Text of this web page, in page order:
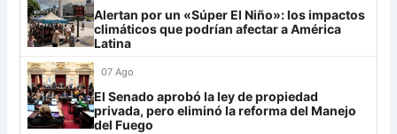
Grupo H
IDV
Rosario Central
UCV FC
Alertan por un «Súper El Niño»: los impactos
climáticos que podrían afectar a América
Latina
07 Ago
El Senado aprobó la ley de propiedad
privada, pero eliminó la reforma del Manejo
del Fuego